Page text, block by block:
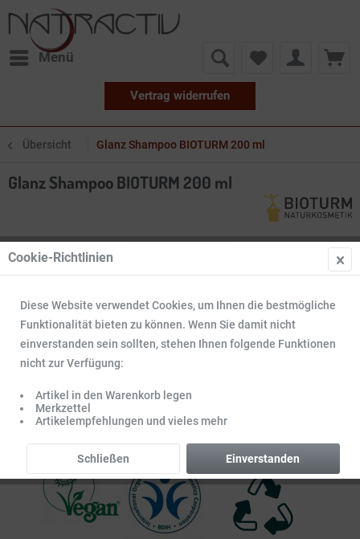
Menü
Vertrag widerrufen
Übersicht Glanz Shampoo BIOTURM 200 ml
Glanz Shampoo BIOTURM 200 ml
Cookie-Richtlinien
Diese Website verwendet Cookies, um Ihnen die bestmögliche
Funktionalität bieten zu können. Wenn Sie damit nicht
einverstanden sein sollten, stehen Ihnen folgende Funktionen
nicht zur Verfügung:
Artikel in den Warenkorb legen
Merkzettel
Artikelempfehlungen und vieles mehr
Einverstanden
Schließen